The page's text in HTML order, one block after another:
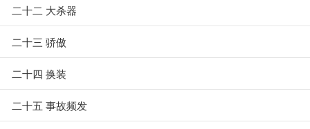
二十二 大杀器
二十三 骄傲
二十四 换装
二十五 事故频发